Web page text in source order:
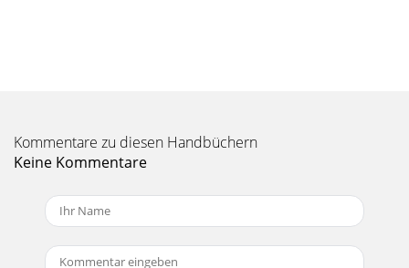
Kommentare zu diesen Handbüchern
Keine Kommentare